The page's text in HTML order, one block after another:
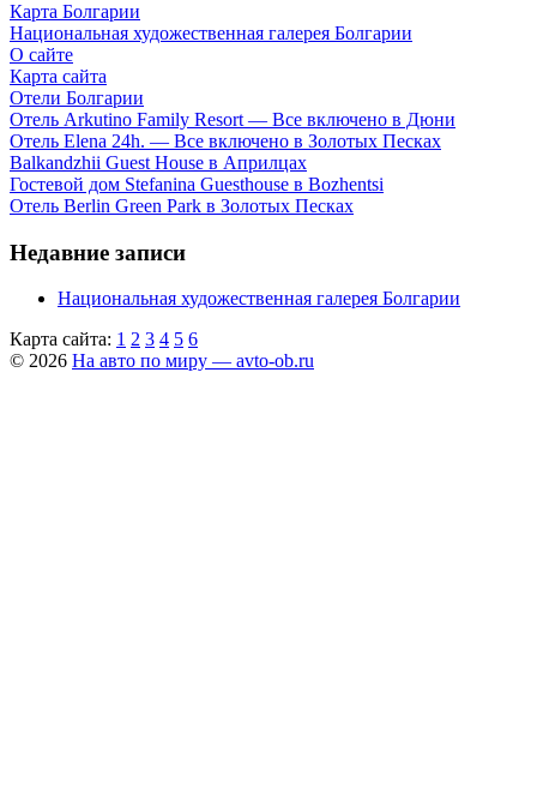
Карта Болгарии
Национальная художественная галерея Болгарии
О сайте
Карта сайта
Отели Болгарии
Отель Arkutino Family Resort — Все включено в Дюни
Отель Elena 24h. — Все включено в Золотых Песках
Balkandzhii Guest House в Априлцах
Гостевой дом Stefanina Guesthouse в Bozhentsi
Отель Berlin Green Park в Золотых Песках
Недавние записи
Национальная художественная галерея Болгарии
Карта сайта: 1 2 3 4 5 6
© 2026 На авто по миру — avto-ob.ru